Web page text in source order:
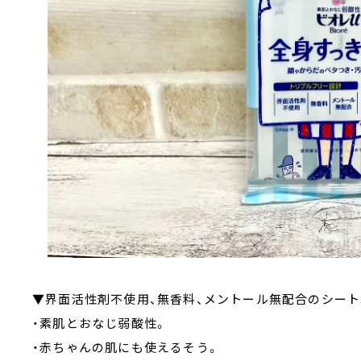
▼界面活性剤不使用、無香料、メントール無配合のシート
・素肌とおなじ弱酸性。
・赤ちゃんの肌にも使えるそう。